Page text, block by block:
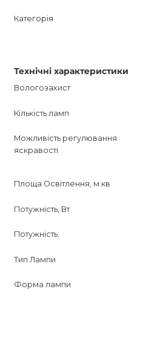
Категорія
Технічні характеристики
Вологозахист
Кількість ламп
Можливість регулювання
яскравості
Площа Освітлення, м.кв
Потужність, Вт
Потужність:
Тип Лампи
Форма лампи